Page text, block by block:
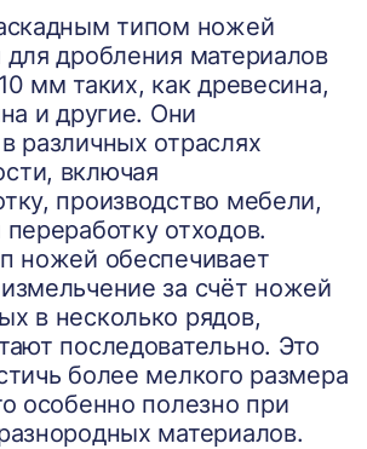
типом ножей
для дробления материалов
мм таких, как древесина,
и другие. Они
различных отраслях
включая
производство мебели,
отходов.
ножей обеспечивает
за счёт ножей
в несколько рядов,
последовательно. Это
более мелкого размера
особенно полезно при
материалов.